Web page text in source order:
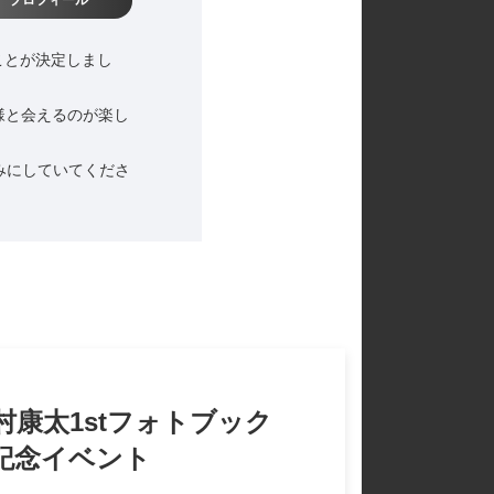
が決定しまし
会えるのが楽し
していてくださ
康太1stフォトブック
念イベント